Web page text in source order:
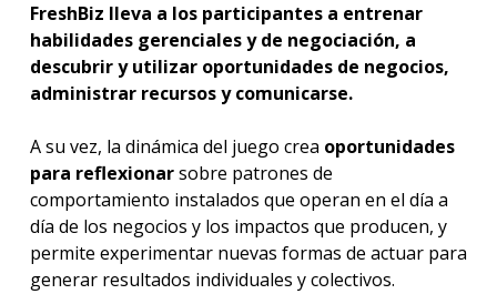
FreshBiz lleva a los participantes a entrenar
habilidades gerenciales y de negociación, a
descubrir y utilizar oportunidades de negocios,
administrar recursos y comunicarse.
A su vez, la dinámica del juego crea oportunidades
para reflexionarsobre patrones de
comportamiento instalados que operan en el día a
día de los negocios y los impactos que producen, y
permite experimentar nuevas formas de actuar para
generar resultados individuales y colectivos.